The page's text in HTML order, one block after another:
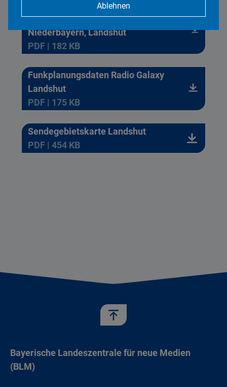
Ablehnen
Funkplanungsdaten maximal RADIO
Niederbayern, Landshut
PDF | 182 KB
Funkplanungsdaten Radio Galaxy
Landshut
PDF | 175 KB
Sendegebietskarte Landshut
PDF | 454 KB
Bayerische Landeszentrale für neue Medien
(BLM)